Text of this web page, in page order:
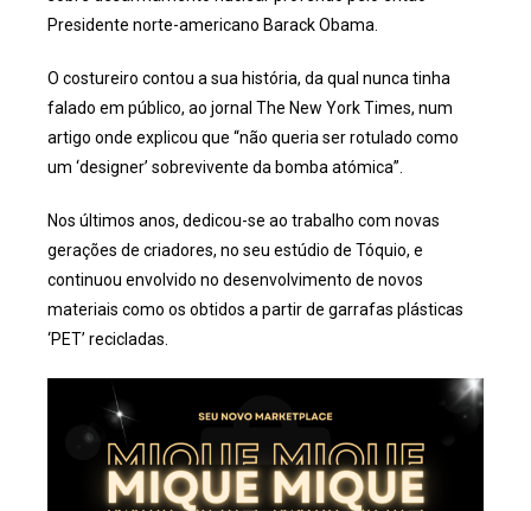
Presidente norte-americano Barack Obama.
O costureiro contou a sua história, da qual nunca tinha
falado em público, ao jornal The New York Times, num
artigo onde explicou que “não queria ser rotulado como
um ‘designer’ sobrevivente da bomba atómica”.
Nos últimos anos, dedicou-se ao trabalho com novas
gerações de criadores, no seu estúdio de Tóquio, e
continuou envolvido no desenvolvimento de novos
materiais como os obtidos a partir de garrafas plásticas
‘PET’ recicladas.